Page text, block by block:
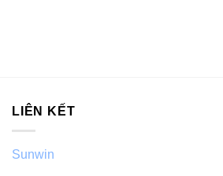
LIÊN KẾT
Sunwin